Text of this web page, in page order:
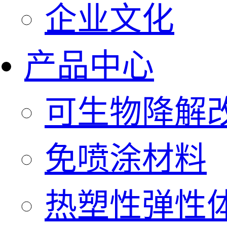
企业文化
产品中心
可生物降解
免喷涂材料
热塑性弹性